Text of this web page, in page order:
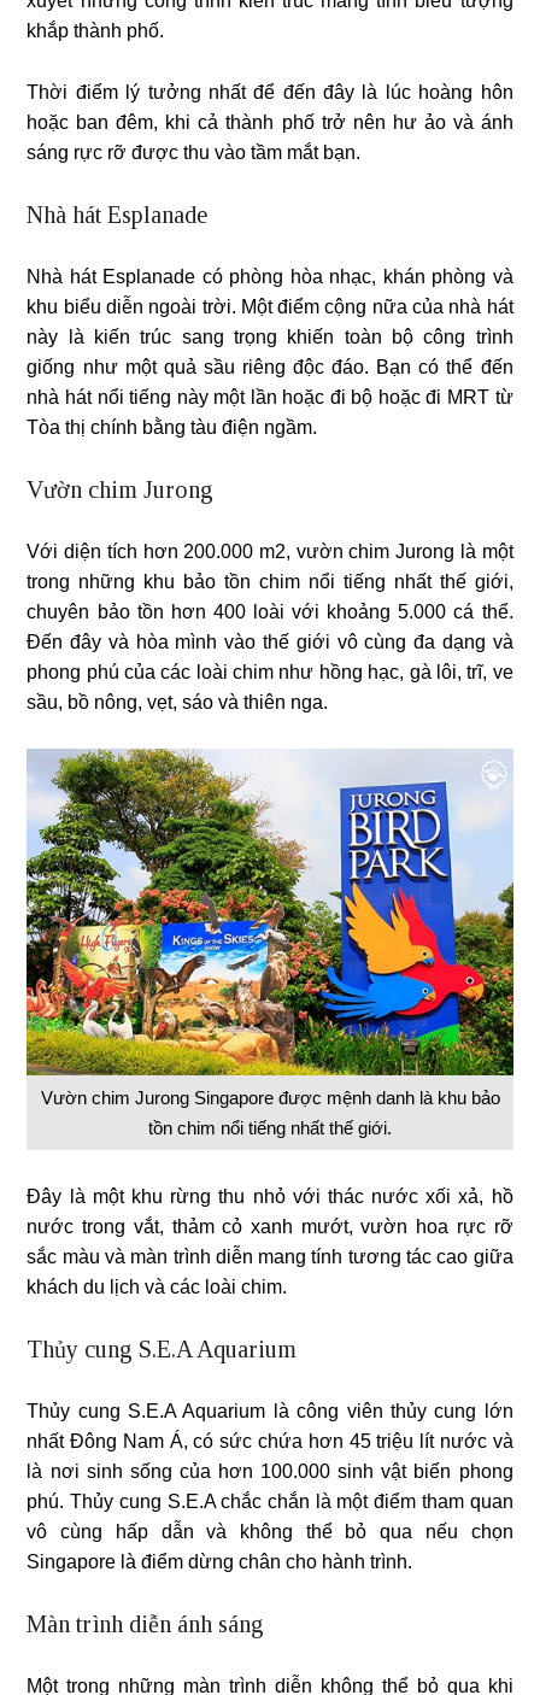
khắp thành phố.
Thời điểm lý tưởng nhất để đến đây là lúc hoàng hôn
hoặc ban đêm, khi cả thành phố trở nên hư ảo và ánh
sáng rực rỡ được thu vào tầm mắt bạn.
Nhà hát Esplanade
Nhà hát Esplanade có phòng hòa nhạc, khán phòng và
khu biểu diễn ngoài trời. Một điểm cộng nữa của nhà hát
này là kiến ​​trúc sang trọng khiến toàn bộ công trình
giống như một quả sầu riêng độc đáo. Bạn có thể đến
nhà hát nổi tiếng này một lần hoặc đi bộ hoặc đi MRT từ
Tòa thị chính bằng tàu điện ngầm.
Vườn chim Jurong
Với diện tích hơn 200.000 m2, vườn chim Jurong là một
trong những khu bảo tồn chim nổi tiếng nhất thế giới,
chuyên bảo tồn hơn 400 loài với khoảng 5.000 cá thể.
Đến đây và hòa mình vào thế giới vô cùng đa dạng và
phong phú của các loài chim như hồng hạc, gà lôi, trĩ, ve
sầu, bồ nông, vẹt, sáo và thiên nga.
Vườn chim Jurong Singapore được mệnh danh là khu bảo
tồn chim nổi tiếng nhất thế giới.
Đây là một khu rừng thu nhỏ với thác nước xối xả, hồ
nước trong vắt, thảm cỏ xanh mướt, vườn hoa rực rỡ
sắc màu và màn trình diễn mang tính tương tác cao giữa
khách du lịch và các loài chim.
Thủy cung S.E.A Aquarium
Thủy cung S.E.A Aquarium là công viên thủy cung lớn
nhất Đông Nam Á, có sức chứa hơn 45 triệu lít nước và
là nơi sinh sống của hơn 100.000 sinh vật biển phong
phú. Thủy cung S.E.A chắc chắn là một điểm tham quan
vô cùng hấp dẫn và không thể bỏ qua nếu chọn
Singapore là điểm dừng chân cho hành trình.
Màn trình diễn ánh sáng
Một trong những màn trình diễn không thể bỏ qua khi